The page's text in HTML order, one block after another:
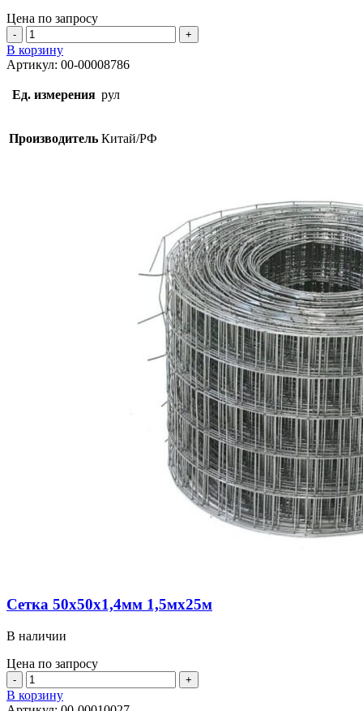
Цена по запросу
Количество
товара
Сетка
50х50х1,4мм
0,50мх50м
В корзину
Артикул: 00-00008786
Ед. измерения рул
Производитель Китай/РФ
Сетка 50х50х1,4мм 1,5мх25м
В наличии
Цена по запросу
Количество
товара
Сетка
В корзину